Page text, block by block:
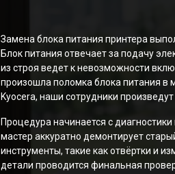
Замена блока питания принтера
Блок питания отвечает за подачу
из строя ведет к невозможности
произошла поломка блока питания в
Kyocera, наши сотрудники
Процедура начинается с
мастер аккуратно демонтирует
инструменты, такие как отвёртки и
детали проводится финальная